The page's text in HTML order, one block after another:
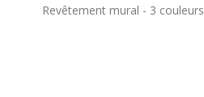
Revêtement mural 3 couleurs